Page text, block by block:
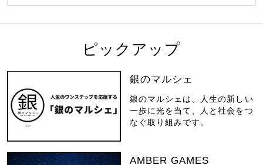
ピックアップ
銀のマルシェ
銀のマルシェは、人生の新しい
一歩に光を当て、人と社会をつ
なぐ取り組みです。
AMBER GAMES